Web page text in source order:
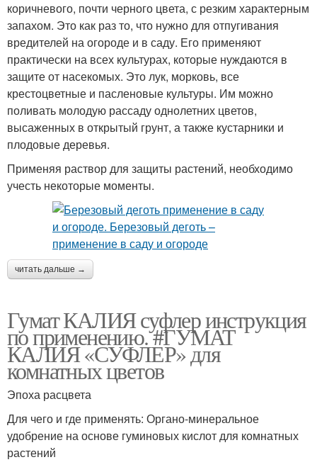
коричневого, почти черного цвета, с резким характерным
запахом. Это как раз то, что нужно для отпугивания
вредителей на огороде и в саду. Его применяют
практически на всех культурах, которые нуждаются в
защите от насекомых. Это лук, морковь, все
крестоцветные и пасленовые культуры. Им можно
поливать молодую рассаду однолетних цветов,
высаженных в открытый грунт, а также кустарники и
плодовые деревья.
Применяя раствор для защиты растений, необходимо
учесть некоторые моменты.
читать дальше →
Гумат КАЛИЯ суфлер инструкция
по применению. #ГУМАТ
КАЛИЯ «СУФЛЕР» для
комнатных цветов
Эпоха расцвета
Для чего и где применять: Органо-минеральное
удобрение на основе гуминовых кислот для комнатных
растений